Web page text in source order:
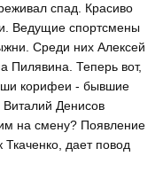
спад. Красиво
Ведущие спортсмены
Среди них Алексей
Пилявина. Теперь вот,
корифеи - бывшие
Денисов
на смену? Появление
Ткаченко, дает повод